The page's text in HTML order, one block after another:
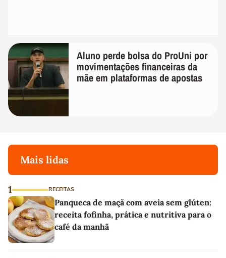
Aluno perde bolsa do ProUni por
movimentações financeiras da
mãe em plataformas de apostas
Mais lidas
1 RECEITAS
Panqueca de maçã com aveia sem glúten:
receita fofinha, prática e nutritiva para o
café da manhã